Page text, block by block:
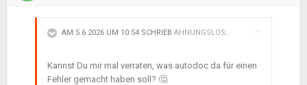
AM 5.6.2026 UM 10:54 SCHRIEB AHNUNGSLOS:
Kannst Du mir mal verraten, was autodoc da für einen
Fehler gemacht haben soll? 🤔